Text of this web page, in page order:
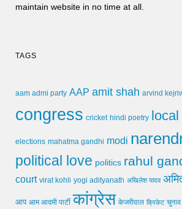
maintain website in no time at all.
TAGS
aam admi party AAP amit shah arvind
congress cricket hindi poetry
elections mahatma gandhi modi
political love politics rahul
court virat kohli yogi adityanath अखिलेश यादव
आप आम आदमी पार्टी कांग्रेस केजरीवाल क्रिकेट चुनाव